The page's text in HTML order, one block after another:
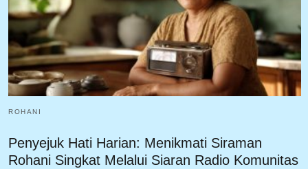
ROHANI
Penyejuk Hati Harian: Menikmati Siraman
Rohani Singkat Melalui Siaran Radio Komunitas